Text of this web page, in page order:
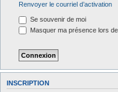
Renvoyer le courriel d’activation
Se souvenir de moi
Masquer ma présence lors
INSCRIPTION